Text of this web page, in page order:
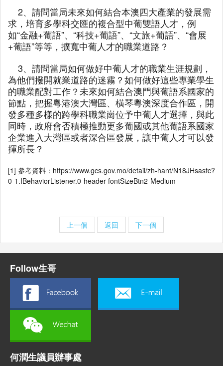
2、請問當局未來如何結合本澳四大產業的發展需
求，培育多學科交匯的複合型中葡雙語人才，例
如“金融+葡語”、“科技+葡語”、“文旅+葡語”、“會展
+葡語”等等，擴寬中葡人才的職業道路？
3、請問當局如何做好中葡人才的職業生涯規劃，
為他們撥開就業道路的迷霧？如何做好這些專業學生
的職業配對工作？未來如何結合澳門與葡語系國家的
節點，把握粵港澳大灣區、橫琴粵澳深度合作區，開
發多種多樣的跨學科職業崗位予中葡人才選擇，與此
同時，政府會否積極推動更多葡國或其他葡語系國家
企業進入大灣區或者深合區發展，讓中葡人才可以發
揮所長？
[1] 參考資料：https://www.gcs.gov.mo/detail/zh-hant/N18JHsasfc?
0-1.IBehaviorListener.0-header-fontSizeBtn2-Medium
上一個 返回 下一個
Follow生哥
何潤生議員辦事處